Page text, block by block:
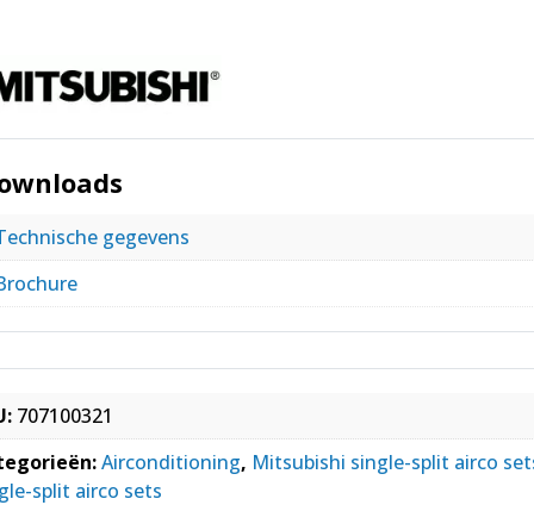
gegevens
707100321
Airconditioning, Mitsubishi single-split airco
split airco sets